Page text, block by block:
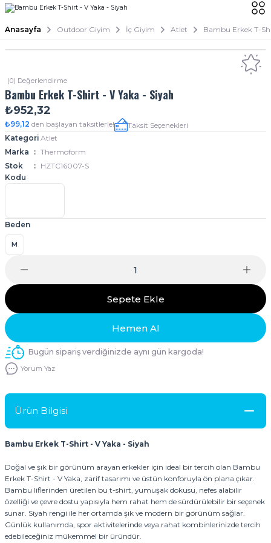
Anasayfa Outdoor Giyim İç Giyim Atlet Bambu Erkek T-
(0) Değerlendirme
Bambu Erkek T-Shirt - V Yaka - Siyah
₺952,32
₺99,12 den başlayan taksitlerle!
Taksit Seçenekleri
Kategori Atlet
Marka
Thermoform
Stok
Kodu
HZTC16007-S
Beden
M
Sepete Ekle
Hemen Al
Bugün sipariş verdiğinizde aynı gün kargoda!
Yorum Yaz
Ürün Bilgisi
Bambu Erkek T-Shirt - V Yaka - Siyah
Doğal ve şık bir görünüm arayan erkekler için ideal bir tercih olan Bambu
Erkek T-Shirt - V Yaka, zarif tasarımı ve üstün konforuyla ön plana çıkar.
Bambu liflerinden üretilen bu t-shirt, yumuşak dokusu, nefes alabilir
özelliği ve çevre dostu yapısıyla hem rahat hem de sürdürülebilir bir seçenek
sunar. Siyah rengi ile her ortamda şık ve modern bir görünüm sağlar.
Günlük kullanımda, spor aktivitelerinde veya rahat kombinlerinizde tercih
edebileceğiniz mükemmel bir üründür.